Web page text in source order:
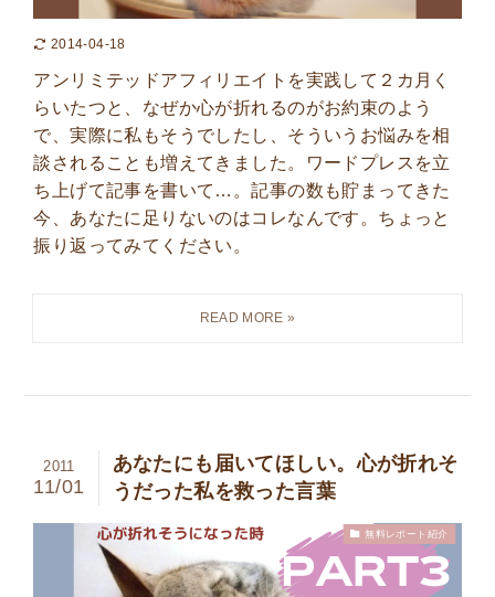
2014-04-18
アンリミテッドアフィリエイトを実践して２カ月く
らいたつと、なぜか心が折れるのがお約束のよう
で、実際に私もそうでしたし、そういうお悩みを相
談されることも増えてきました。ワードプレスを立
ち上げて記事を書いて…。記事の数も貯まってきた
今、あなたに足りないのはコレなんです。ちょっと
振り返ってみてください。
あなたにも届いてほしい。心が折れそ
うだった私を救った言葉
2011
11/01
無料レポート紹介